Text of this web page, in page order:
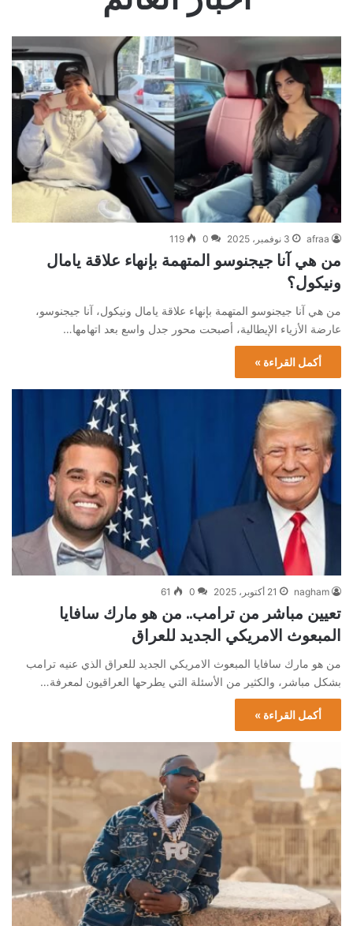
afraa 3 نوفمبر، 2025 0
119
من هي آنا جيجنوسو المتهمة بإنهاء علاقة يامال
ونيكول؟
من هي آنا جيجنوسو المتهمة بإنهاء علاقة يامال ونيكول، آنا جيجنوسو،
عارضة الأزياء الإيطالية، أصبحت محور جدل واسع بعد اتهامها…
أكمل القراءة »
nagham 21 أكتوبر، 2025 0
61
تعيين مباشر من ترامب.. من هو مارك سافايا
المبعوث الامريكي الجديد للعراق
من هو مارك سافايا المبعوث الامريكي الجديد للعراق الذي عنيه ترامب
بشكل مباشر، والكثير من الأسئلة التي يطرحها العراقيون لمعرفة…
أكمل القراءة »